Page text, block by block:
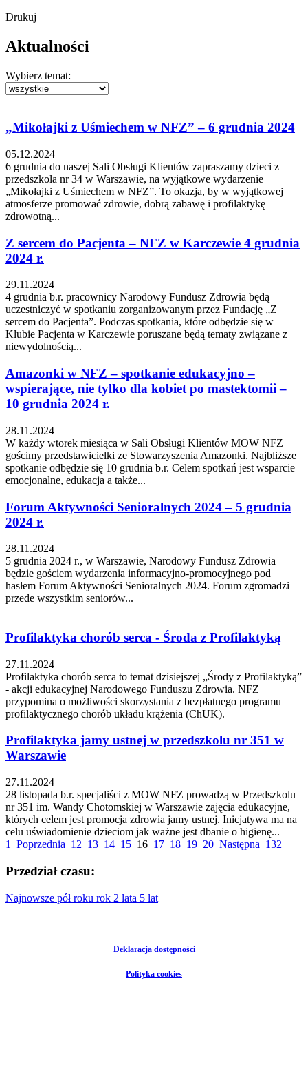
Drukuj
Aktualności
Wybierz temat:
„Mikołajki z Uśmiechem w NFZ” – 6 grudnia 2024
05.12.2024
6 grudnia do naszej Sali Obsługi Klientów zapraszamy dzieci z
przedszkola nr 34 w Warszawie, na wyjątkowe wydarzenie
„Mikołajki z Uśmiechem w NFZ”. To okazja, by w wyjątkowej
atmosferze promować zdrowie, dobrą zabawę i profilaktykę
zdrowotną...
Z sercem do Pacjenta – NFZ w Karczewie 4 grudnia
2024 r.
29.11.2024
4 grudnia b.r. pracownicy Narodowy Fundusz Zdrowia będą
uczestniczyć w spotkaniu zorganizowanym przez Fundację „Z
sercem do Pacjenta”. Podczas spotkania, które odbędzie się w
Klubie Pacjenta w Karczewie poruszane będą tematy związane z
niewydolnością...
Amazonki w NFZ – spotkanie edukacyjno –
wspierające, nie tylko dla kobiet po mastektomii –
10 grudnia 2024 r.
28.11.2024
W każdy wtorek miesiąca w Sali Obsługi Klientów MOW NFZ
gościmy przedstawicielki ze Stowarzyszenia Amazonki. Najbliższe
spotkanie odbędzie się 10 grudnia b.r. Celem spotkań jest wsparcie
emocjonalne, edukacja a także...
Forum Aktywności Senioralnych 2024 – 5 grudnia
2024 r.
28.11.2024
5 grudnia 2024 r., w Warszawie, Narodowy Fundusz Zdrowia
będzie gościem wydarzenia informacyjno-promocyjnego pod
hasłem Forum Aktywności Senioralnych 2024. Forum zgromadzi
przede wszystkim seniorów...
Profilaktyka chorób serca - Środa z Profilaktyką
27.11.2024
Profilaktyka chorób serca to temat dzisiejszej „Środy z Profilaktyką”
- akcji edukacyjnej Narodowego Funduszu Zdrowia. NFZ
przypomina o możliwości skorzystania z bezpłatnego programu
profilaktycznego chorób układu krążenia (ChUK).
Profilaktyka jamy ustnej w przedszkolu nr 351 w
Warszawie
27.11.2024
28 listopada b.r. specjaliści z MOW NFZ prowadzą w Przedszkolu
nr 351 im. Wandy Chotomskiej w Warszawie zajęcia edukacyjne,
których celem jest promocja zdrowia jamy ustnej. Inicjatywa ma na
celu uświadomienie dzieciom jak ważne jest dbanie o higienę...
1
Poprzednia 12 13 14 15 16 17 18 19 20 Następna 132
Przedział czasu:
Najnowsze pół roku rok 2 lata 5 lat
Deklaracja dostępności
Polityka cookies